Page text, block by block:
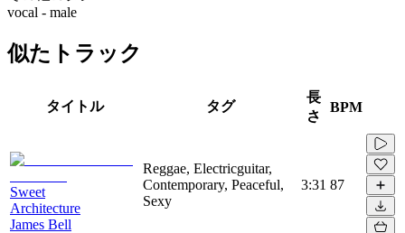
vocal - male
似たトラック
タイトル タグ
長
さ
BPM
Sweet
Architecture
James Bell
Reggae, Electricguitar,
Contemporary, Peaceful,
Sexy
3:31 87